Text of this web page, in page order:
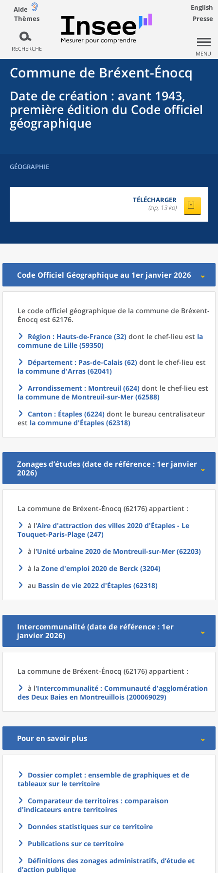
Aide
Thèmes
RECHERCHE
English
Presse
MENU
Commune de Bréxent-Énocq
Date de création : avant 1943,
première édition du Code officiel
géographique
GÉOGRAPHIE
TÉLÉCHARGER
(zip, 13 ko)
Code Officiel Géographique au 1er janvier 2026
Le code officiel géographique de la commune de Bréxent-
Énocq est 62176.
Région : Hauts-de-France (32) dont le chef-lieu est la
commune de Lille (59350)
Département : Pas-de-Calais (62) dont le chef-lieu est
la commune d'Arras (62041)
Arrondissement : Montreuil (624) dont le chef-lieu est
la commune de Montreuil-sur-Mer (62588)
Canton : Étaples (6224) dont le bureau centralisateur
est la commune d'Étaples (62318)
Zonages d’études (date de référence : 1er janvier
2026)
La commune de Bréxent-Énocq (62176) appartient :
à l'Aire d'attraction des villes 2020 d'Étaples - Le
Touquet-Paris-Plage (247)
à l'Unité urbaine 2020 de Montreuil-sur-Mer (62203)
à la Zone d'emploi 2020 de Berck (3204)
au Bassin de vie 2022 d'Étaples (62318)
Intercommunalité (date de référence : 1er
janvier 2026)
La commune de Bréxent-Énocq (62176) appartient :
à l'Intercommunalité : Communauté d'agglomération
des Deux Baies en Montreuillois (200069029)
Pour en savoir plus
Dossier complet : ensemble de graphiques et de
tableaux sur le territoire
Comparateur de territoires : comparaison
d'indicateurs entre territoires
Données statistiques sur ce territoire
Publications sur ce territoire
Définitions des zonages administratifs, d’étude et
d’action publique